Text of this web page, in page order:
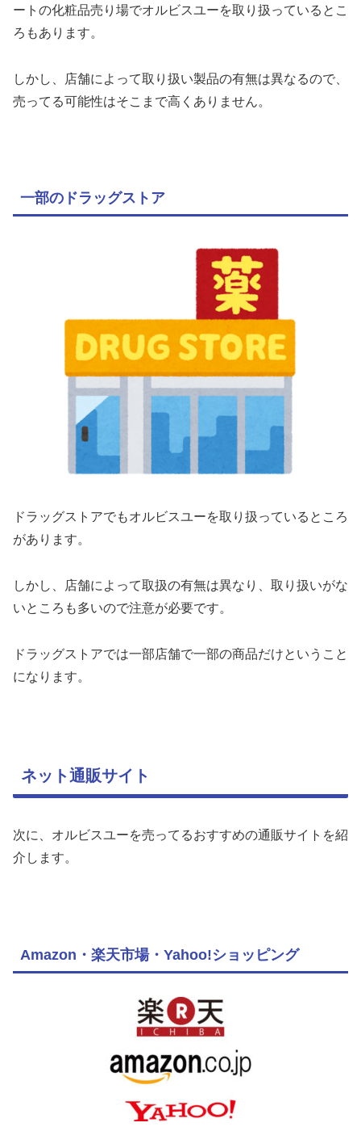
ートの化粧品売り場でオルビスユーを取り扱っているとこ
ろもあります。
しかし、店舗によって取り扱い製品の有無は異なるので、
売ってる可能性はそこまで高くありません。
一部のドラッグストア
ドラッグストアでもオルビスユーを取り扱っているところ
があります。
しかし、店舗によって取扱の有無は異なり、取り扱いがな
いところも多いので注意が必要です。
ドラッグストアでは一部店舗で一部の商品だけということ
になります。
ネット通販サイト
次に、オルビスユーを売ってるおすすめの通販サイトを紹
介します。
Amazon・楽天市場・Yahoo!ショッピング